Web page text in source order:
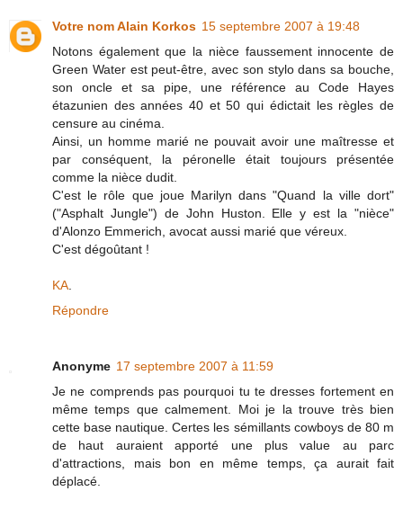
Votre nom Alain Korkos 15 septembre 2007 à 19:48
Notons également que la nièce faussement innocente de
Green Water est peut-être, avec son stylo dans sa bouche,
son oncle et sa pipe, une référence au Code Hayes
étazunien des années 40 et 50 qui édictait les règles de
censure au cinéma.
Ainsi, un homme marié ne pouvait avoir une maîtresse et
par conséquent, la péronelle était toujours présentée
comme la nièce dudit.
C'est le rôle que joue Marilyn dans "Quand la ville dort"
("Asphalt Jungle") de John Huston. Elle y est la "nièce"
d'Alonzo Emmerich, avocat aussi marié que véreux.
C'est dégoûtant !
KA.
Répondre
Anonyme 17 septembre 2007 à 11:59
Je ne comprends pas pourquoi tu te dresses fortement en
même temps que calmement. Moi je la trouve très bien
cette base nautique. Certes les sémillants cowboys de 80 m
de haut auraient apporté une plus value au parc
d'attractions, mais bon en même temps, ça aurait fait
déplacé.